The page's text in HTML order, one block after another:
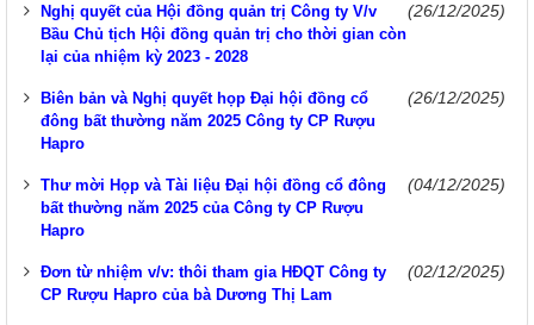
Nghị quyết của Hội đồng quản trị Công ty V/v
Bầu Chủ tịch Hội đồng quản trị cho thời gian còn
lại của nhiệm kỳ 2023 - 2028
(26/12/2025)
Biên bản và Nghị quyết họp Đại hội đồng cổ
đông bất thường năm 2025 Công ty CP Rượu
Hapro
(26/12/2025)
Thư mời Họp và Tài liệu Đại hội đồng cổ đông
bất thường năm 2025 của Công ty CP Rượu
Hapro
(04/12/2025)
Đơn từ nhiệm v/v: thôi tham gia HĐQT Công ty
CP Rượu Hapro của bà Dương Thị Lam
(02/12/2025)